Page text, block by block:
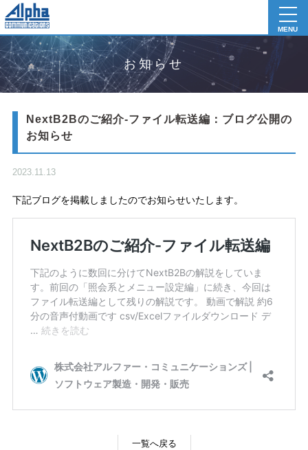
MENU
お知らせ
NextB2Bのご紹介-ファイル転送編：ブログ公開の
お知らせ
2023.11.13
下記ブログを掲載しましたのでお知らせいたします。
一覧へ戻る